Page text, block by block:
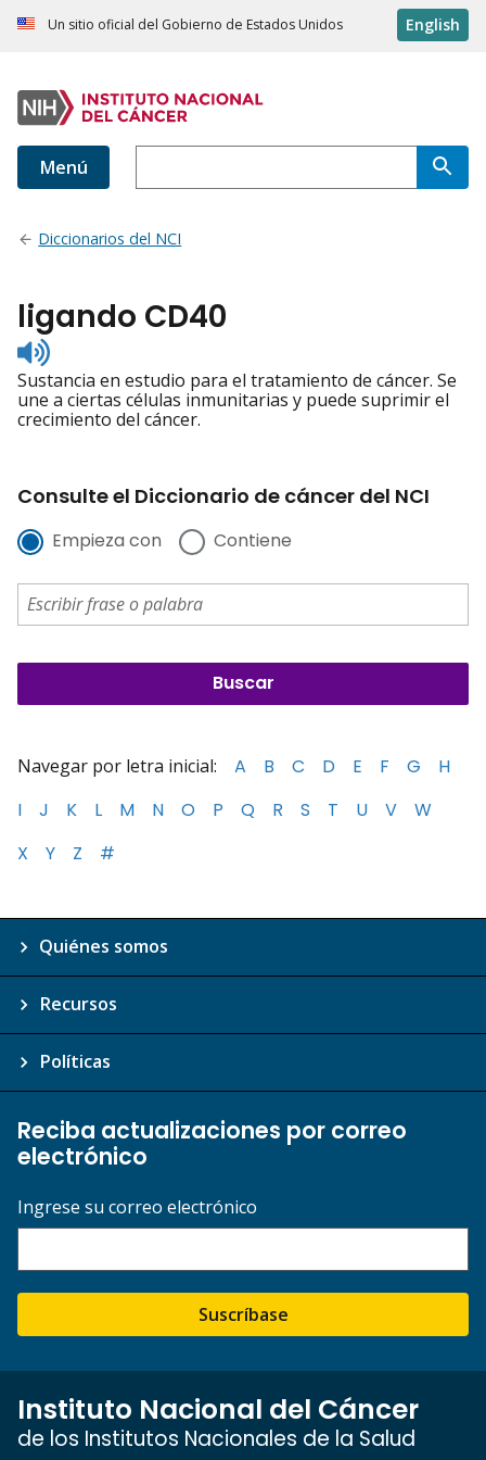
Un sitio oficial del Gobierno de Estados Unidos English
Menú
Diccionarios del NCI
ligando CD40
Listen
to
pronunciation
Sustancia en estudio para el tratamiento de cáncer. Se
une a ciertas células inmunitarias y puede suprimir el
crecimiento del cáncer.
Consulte el Diccionario de cáncer del NCI
Empieza con Contiene
Navegar por letra inicial: A B C D E F G
H
I
J K L M N O P Q R S T U V
W
X
Y Z #
Quiénes somos
Recursos
Políticas
Reciba actualizaciones por correo
electrónico
Ingrese su correo electrónico
Suscríbase
Instituto Nacional del Cáncer
de los Institutos Nacionales de la Salud